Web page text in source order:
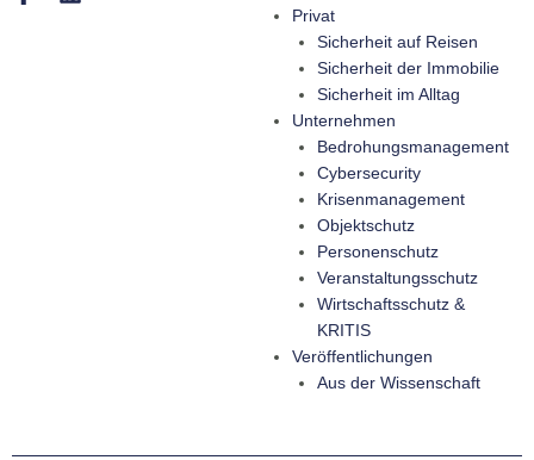
Privat
Sicherheit auf Reisen
Sicherheit der Immobilie
Sicherheit im Alltag
Unternehmen
Bedrohungsmanagement
Cybersecurity
Krisenmanagement
Objektschutz
Personenschutz
Veranstaltungsschutz
Wirtschaftsschutz &
KRITIS
Veröffentlichungen
Aus der Wissenschaft